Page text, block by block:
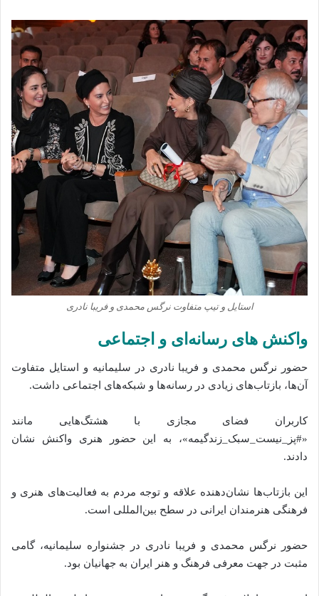
استایل و تیپ متفاوت نرگس محمدی و فریبا نادری
واکنش‌ های رسانه‌ای و اجتماعی
حضور نرگس محمدی و فریبا نادری در سلیمانیه و استایل متفاوت
آن‌ها، بازتاب‌های زیادی در رسانه‌ها و شبکه‌های اجتماعی داشت.
کاربران فضای مجازی با هشتگ‌هایی مانند
«#پز_نیست_سبک_زندگیمه»، به این حضور هنری واکنش نشان
دادند.
این بازتاب‌ها نشان‌دهنده علاقه و توجه مردم به فعالیت‌های هنری و
فرهنگی هنرمندان ایرانی در سطح بین‌المللی است.
حضور نرگس محمدی و فریبا نادری در جشنواره سلیمانیه، گامی
مثبت در جهت معرفی فرهنگ و هنر ایران به جهانیان بود.